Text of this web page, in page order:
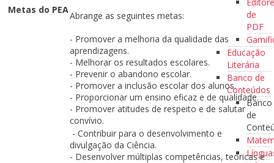
de
PDF
Educação
Literária
Banco de
Conteúdos
Banco
de
Metas do PEA
Abrange as seguintes metas:
- Promover a melhoria da qualidade das
aprendizagens.
- Melhorar os resultados escolares.
- Prevenir o abandono escolar.
- Promover a inclusão escolar dos alunos.
- Proporcionar um ensino eficaz e de qualidade.
- Promover atitudes de respeito e de salutar
convívio.
- Contribuir para o desenvolvimento e
divulgação da Ciência.
- Desenvolver múltiplas competências, teóricas e